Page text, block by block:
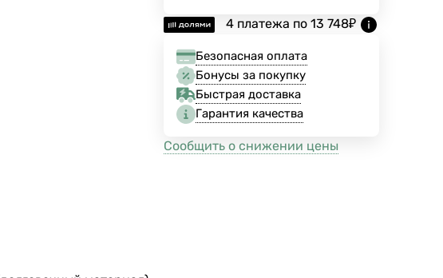
4 платежа по13 748₽
Безопасная оплата
Бонусы за покупку
Быстрая доставка
Гарантия качества
Сообщить о снижении цены